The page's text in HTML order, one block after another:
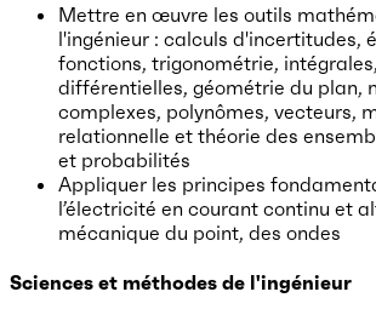
Mettre en œuvre les outils
l'ingénieur : calculs d'incertitudes,
fonctions, trigonométrie,
différentielles, géométrie du plan,
complexes, polynômes, vecteurs,
relationnelle et théorie des
et probabilités
Appliquer les principes
l’électricité en courant continu et
mécanique du point, des ondes
Sciences et méthodes de l'ingénieur